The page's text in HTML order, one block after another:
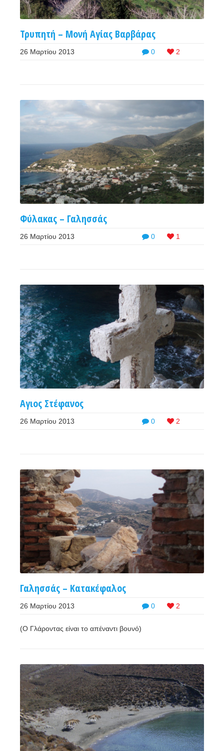
Τρυπητή – Μονή Αγίας Βαρβάρας
0 2
26 Μαρτίου 2013
Φύλακας – Γαλησσάς
0 1
26 Μαρτίου 2013
Αγιος Στέφανος
0 2
26 Μαρτίου 2013
Γαλησσάς – Κατακέφαλος
0 2
26 Μαρτίου 2013
(Ο Γλάροντας είναι το απέναντι βουνό)